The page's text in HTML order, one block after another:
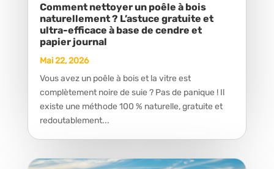
Comment nettoyer un poêle à bois
naturellement ? L’astuce gratuite et
ultra-efficace à base de cendre et
papier journal
Mai 22, 2026
Vous avez un poêle à bois et la vitre est
complètement noire de suie ? Pas de panique ! Il
existe une méthode 100 % naturelle, gratuite et
redoutablement...